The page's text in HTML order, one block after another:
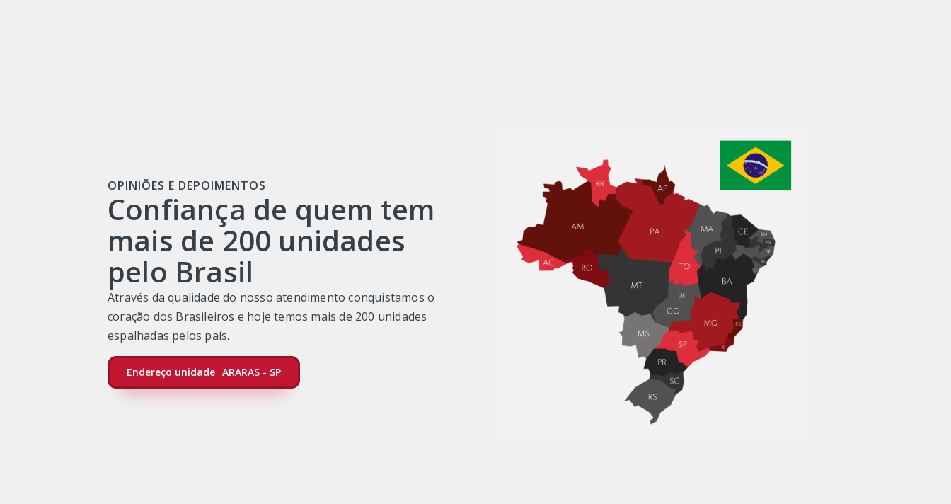
OPINIÕES E DEPOIMENTOS
Confiança de quem tem
mais de 200 unidades
pelo Brasil
Através da qualidade do nosso atendimento conquistamos o
coração dos Brasileiros e hoje temos mais de 200 unidades
espalhadas pelos país.
Endereço unidade ARARAS - SP